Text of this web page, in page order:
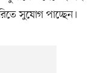
সুযোগ পাচ্ছেন।